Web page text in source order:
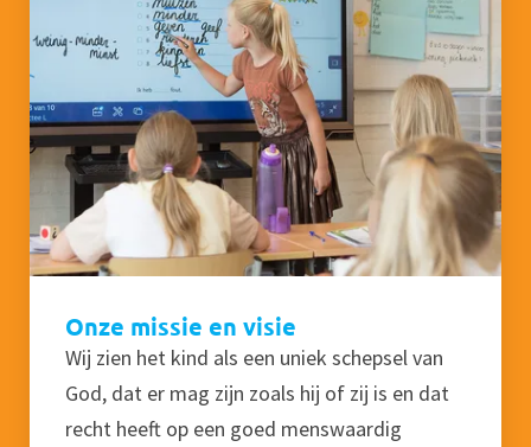
Onze missie en visie
Wij zien het kind als een uniek schepsel van
God, dat er mag zijn zoals hij of zij is en dat
recht heeft op een goed menswaardig